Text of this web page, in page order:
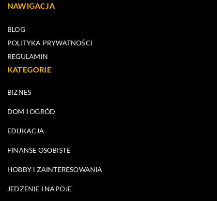
NAWIGACJA
BLOG
POLITYKA PRYWATNOŚCI
REGULAMIN
KATEGORIE
BIZNES
DOM I OGRÓD
EDUKACJA
FINANSE OSOBISTE
HOBBY I ZAINTERESOWANIA
JEDZENIE I NAPOJE